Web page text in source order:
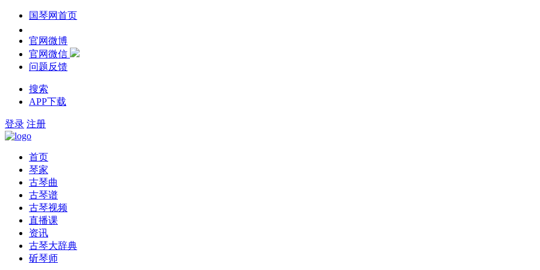
国琴网首页
官网微博
官网微信
问题反馈
搜索
APP下载
登录 注册
首页
琴家
古琴曲
古琴谱
古琴视频
直播课
资讯
古琴大辞典
斫琴师